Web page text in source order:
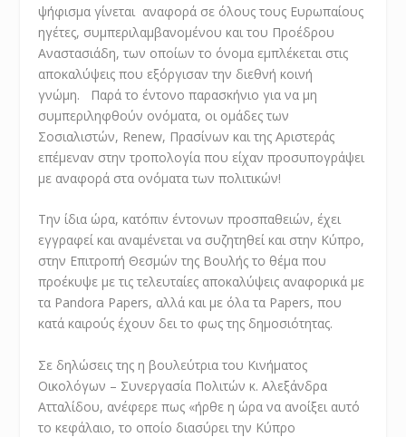
ψήφισμα γίνεται αναφορά σε όλους τους Ευρωπαίους
ηγέτες, συμπεριλαμβανομένου και του Προέδρου
Αναστασιάδη, των οποίων το όνομα εμπλέκεται στις
αποκαλύψεις που εξόργισαν την διεθνή κοινή
γνώμη. Παρά το έντονο παρασκήνιο για να μη
συμπεριληφθούν ονόματα, οι ομάδες των
Σοσιαλιστών, Renew, Πρασίνων και της Αριστεράς
επέμεναν στην τροπολογία που είχαν προσυπογράψει
με αναφορά στα ονόματα των πολιτικών!
Την ίδια ώρα, κατόπιν έντονων προσπαθειών, έχει
εγγραφεί και αναμένεται να συζητηθεί και στην Κύπρο,
στην Επιτροπή Θεσμών της Βουλής το θέμα που
προέκυψε με τις τελευταίες αποκαλύψεις αναφορικά με
τα Pandora Papers, αλλά και με όλα τα Papers, που
κατά καιρούς έχουν δει το φως της δημοσιότητας.
Σε δηλώσεις της η βουλεύτρια του Κινήματος
Οικολόγων – Συνεργασία Πολιτών κ. Αλεξάνδρα
Ατταλίδου, ανέφερε πως «ήρθε η ώρα να ανοίξει αυτό
το κεφάλαιο, το οποίο διασύρει την Κύπρο